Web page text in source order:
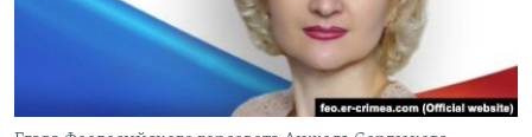
ПОБЕДИТЕЛЕЙ НЕ СУДЯТ?
КРЫМ.НЕПОКОРЕННЫЙ
ПРИСОЕДИНЯЙТЕСЬ!